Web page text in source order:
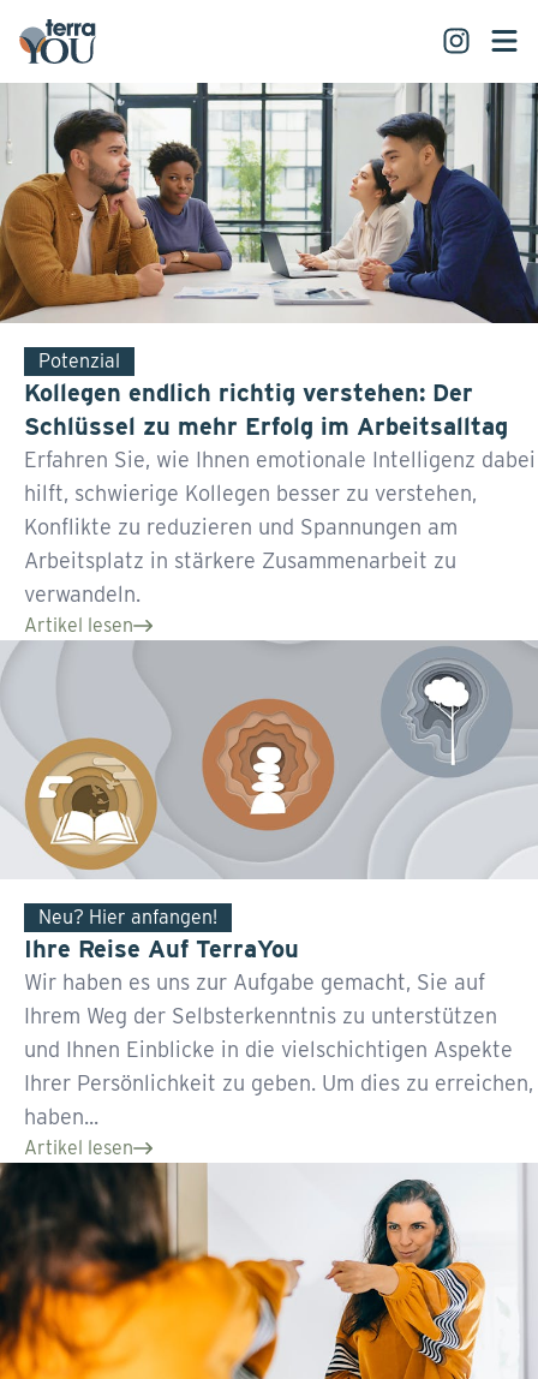
Potenzial
Kollegen endlich richtig verstehen: Der
Schlüssel zu mehr Erfolg im Arbeitsalltag
Erfahren Sie, wie Ihnen emotionale Intelligenz dabei
hilft, schwierige Kollegen besser zu verstehen,
Konflikte zu reduzieren und Spannungen am
Arbeitsplatz in stärkere Zusammenarbeit zu
verwandeln.
Artikel lesen
Neu? Hier anfangen!
Ihre Reise Auf TerraYou
Wir haben es uns zur Aufgabe gemacht, Sie auf
Ihrem Weg der Selbsterkenntnis zu unterstützen
und Ihnen Einblicke in die vielschichtigen Aspekte
Ihrer Persönlichkeit zu geben. Um dies zu erreichen,
haben...
Artikel lesen